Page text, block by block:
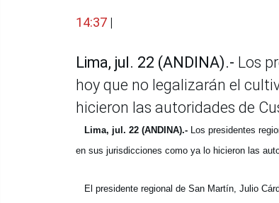
14:37 |
Lima, jul. 22 (ANDINA).- Los
hoy que no legalizarán el
hicieron las autoridades de
Lima, jul. 22 (ANDINA).- Los presidentes
en sus jurisdicciones como ya lo hicieron las
El presidente regional de San Martín, Julio